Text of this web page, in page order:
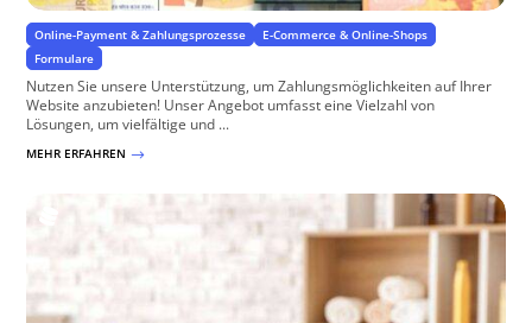
Online-Payment & Zahlungsprozesse
E-Commerce & Online-Shops
Formulare
Nutzen Sie unsere Unterstützung, um Zahlungsmöglichkeiten auf Ihrer
Website anzubieten! Unser Angebot umfasst eine Vielzahl von
Lösungen, um vielfältige und ...
MEHR ERFAHREN $